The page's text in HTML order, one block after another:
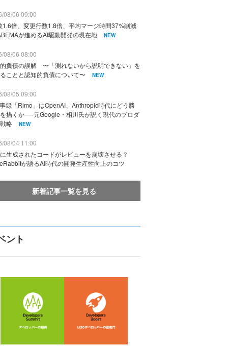
08/06 09:00
1.6倍、変更行数1.8倍、平均マージ時間37%削減
が進めるAI駆動開発の現在地
NEW
08/06 08:00
負債の誤解 〜「測れないから説明できない」を
ことと認知的負債について〜
NEW
08/05 09:00
録「Rimo」はOpenAI、Anthropic時代にどう勝
描くか──元Google・相川氏が説く現代のプロダ
略
NEW
08/04 11:00
生成されたコードがレビューを崩壊させる？
が語るAI時代の開発生産性向上のコツ
新着記事一覧を見る
ント